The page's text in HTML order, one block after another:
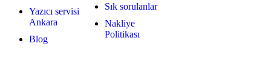
Yazıcı servisi
Ankara
Blog
Sık sorulanlar
Nakliye
Politikası